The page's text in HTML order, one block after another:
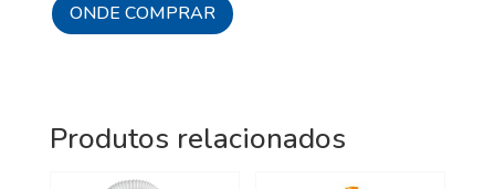
ONDE COMPRAR
Produtos relacionados